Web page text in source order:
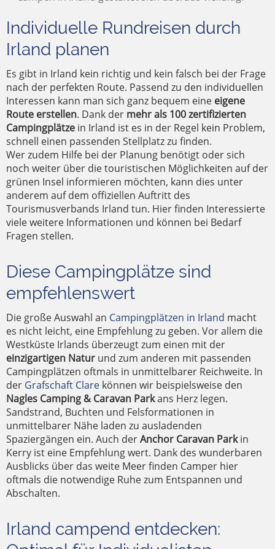
Individuelle Rundreisen durch
Irland planen
Es gibt in Irland kein richtig und kein falsch bei der Frage
nach der perfekten Route. Passend zu den individuellen
Interessen kann man sich ganz bequem eine eigene
Route erstellen. Dank der mehr als 100 zertifizierten
Campingplätze in Irland ist es in der Regel kein Problem,
schnell einen passenden Stellplatz zu finden.
Wer zudem Hilfe bei der Planung benötigt oder sich
noch weiter über die touristischen Möglichkeiten auf der
grünen Insel informieren möchten, kann dies unter
anderem auf dem offiziellen Auftritt des
Tourismusverbands Irland tun. Hier finden Interessierte
viele weitere Informationen und können bei Bedarf
Fragen stellen.
Diese Campingplätze sind
empfehlenswert
Die große Auswahl an Campingplätzen in Irland macht
es nicht leicht, eine Empfehlung zu geben. Vor allem die
Westküste Irlands überzeugt zum einen mit der
einzigartigen Natur und zum anderen mit passenden
Campingplätzen oftmals in unmittelbarer Reichweite. In
der Grafschaft Clare können wir beispielsweise den
Nagles Camping & Caravan Parkans Herz legen.
Sandstrand, Buchten und Felsformationen in
unmittelbarer Nähe laden zu ausladenden
Spaziergängen ein. Auch derAnchor Caravan Parkin
Kerry ist eine Empfehlung wert. Dank des wunderbaren
Ausblicks über das weite Meer finden Camper hier
oftmals die notwendige Ruhe zum Entspannen und
Abschalten.
Irland campend entdecken: